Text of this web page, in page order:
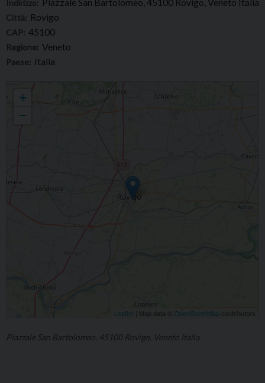
Indirizzo: Piazzale San Bartolomeo, 45100 Rovigo, Veneto Italia
Città: Rovigo
CAP: 45100
Regione: Veneto
Paese: Italia
Ritornare alla sorgente. Corso di esercizi spirituali aperto a tutti
+
−
Leaflet | Map data © OpenStreetMap contributors
Piazzale San Bartolomeo, 45100 Rovigo, Veneto Italia